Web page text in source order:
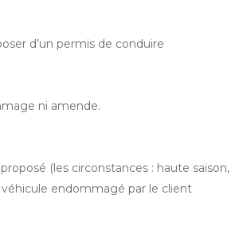
d’un permis de conduire
ni amende.
(les circonstances : haute saison,
endommagé par le client